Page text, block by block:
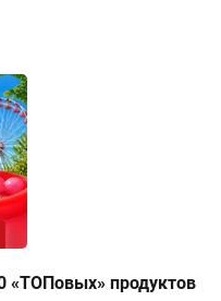
«ТОПовых» продуктов